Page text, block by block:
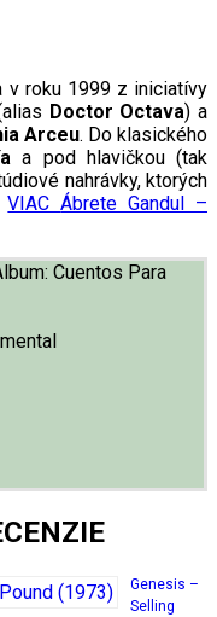
v roku 1999 z iniciatívy
Doctor Octava) a
Arceu. Do klasického
a pod hlavičkou (tak
nahrávky, ktorých
VIACÁbrete Gandul –
Cuentos Para
Genesis –
Selling